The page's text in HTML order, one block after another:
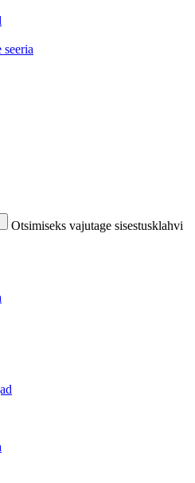
seeria
Otsimiseks vajutage sisestusklahvi